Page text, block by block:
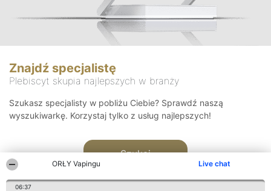
ORŁY Vapingu Live chat
06:37
Znajdź specjalistę
Plebiscyt skupia najlepszych w branży
Szukasz specjalisty w pobliżu Ciebie? Sprawdź naszą
wyszukiwarkę. Korzystaj tylko z usług najlepszych!
Szukaj